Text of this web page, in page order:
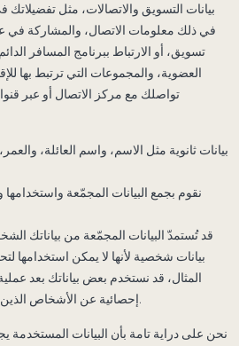
في ذلك معلومات الاتصال، والمشاركة في
تسويق، أو الارتباط ببرنامج المسافر
العضوية، والمجموعات التي ترتبط بها
تواصلك مع مركز الاتصال أو عبر
نقوم بجمع البيانات المجمّعة
قد تُستمدّ البيانات المجمّعة من بياناتك
بيانات شخصية لأنها لا يمكن استخدامها
المثال، قد نستخدم بعض بياناتك بعد
إحصائية عن الأشخاص الذين يصلون إلى الموقع الإلكتروني.
نحن على دراية تامة بأن البيانات المستخدمة